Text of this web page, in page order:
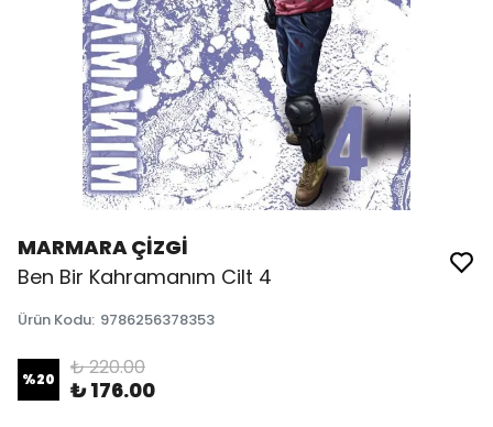
MARMARA ÇİZGİ
Ben Bir Kahramanım Cilt 4
Ürün Kodu: 9786256378353
%20 ₺ 220.00
₺ 176.00